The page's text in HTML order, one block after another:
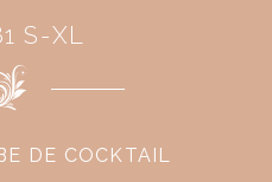
S-XL
DE COCKTAIL